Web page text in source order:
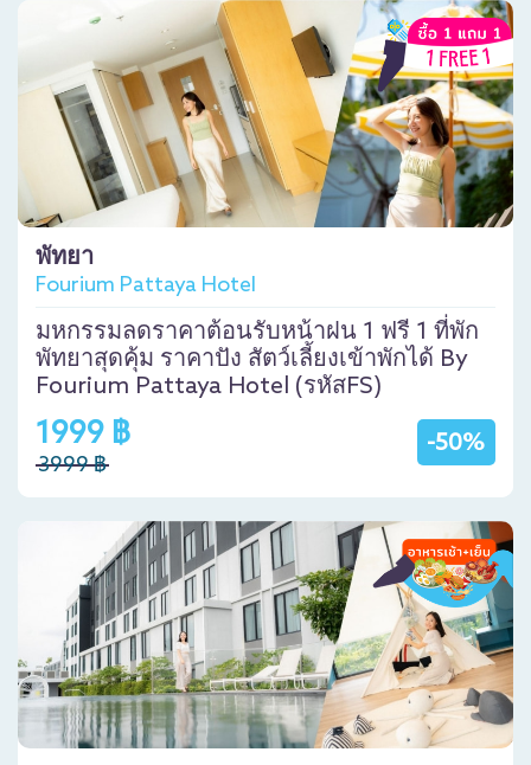
พัทยา
Fourium Pattaya Hotel
มหกรรมลดราคาต้อนรับหน้าฝน 1 ฟรี 1 ที่พัก
พัทยาสุดคุ้ม ราคาปัง สัตว์เลี้ยงเข้าพักได้ By
Fourium Pattaya Hotel (รหัสFS)
-50%
1999 ฿
3999 ฿